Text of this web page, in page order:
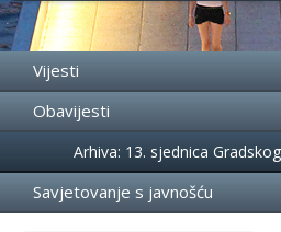
Vijesti
Obavijesti
Događanja
Arhiva: 13. sjednica
Savjetovanje s javnošću